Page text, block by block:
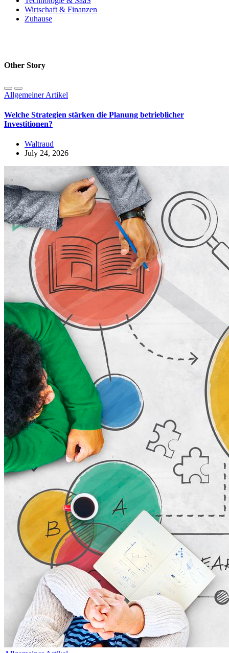
Wirtschaft & Finanzen
Zuhause
Other Story
Allgemeiner Artikel
Welche Strategien stärken die Planung betrieblicher
Investitionen?
Waltraud
July 24, 2026